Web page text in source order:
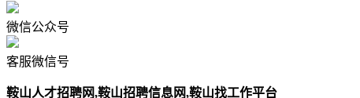
微信公众号
客服微信号
鞍山‌人才招聘网,鞍山招聘信息网,鞍山找工作平台